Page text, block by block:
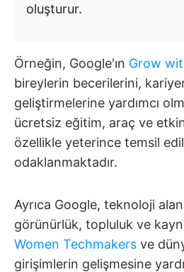
oluşturur.
Örneğin, Google'ın Grow
bireylerin becerilerini,
geliştirmelerine yardımcı
ücretsiz eğitim, araç ve
özellikle yeterince temsil
odaklanmaktadır.
Ayrıca Google, teknoloji
görünürlük, topluluk ve
Women Techmakers ve
girişimlerin gelişmesine